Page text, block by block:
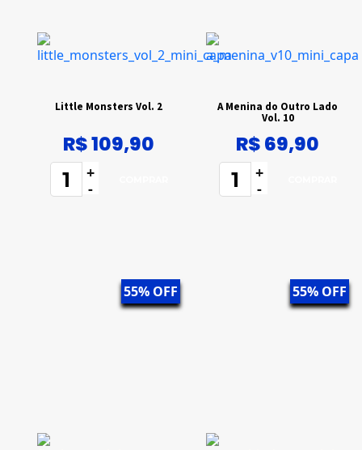
Little Monsters Vol. 2
R$ 109,90
+
-
A Menina do Outro Lado
Vol. 10
R$ 69,90
+
-
55% OFF 55% OFF